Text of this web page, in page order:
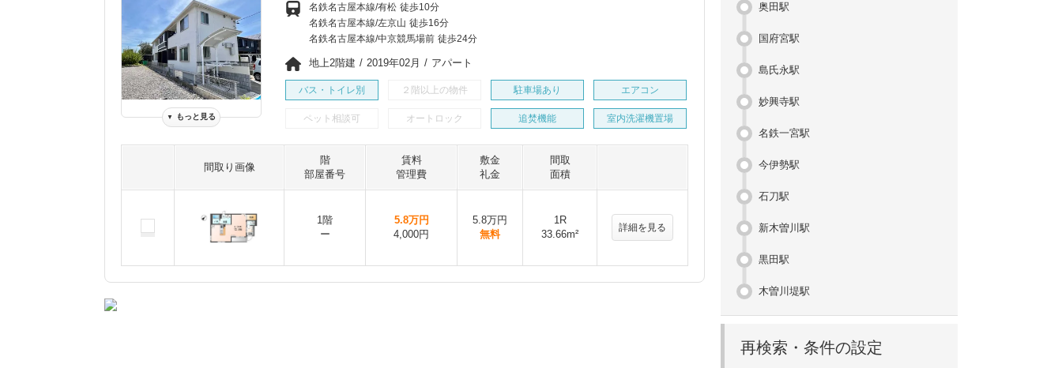
▼ もっと見る
名鉄名古屋本線/有松 徒歩10分
名鉄名古屋本線/左京山 徒歩16分
名鉄名古屋本線/中京競馬場前 徒歩24分
地上2階建 / 2019年02月 / アパート
バス・トイレ別 ２階以上の物件 駐車場あり エアコン
ペット相談可 オートロック 追焚機能 室内洗濯機置場
間取り画像
階
部屋番号
賃料
管理費
敷金
礼金
間取
面積
1階
ー
5.8万円
4,000円
5.8万円
無料
1R
33.66m²
詳細を見る
奥田駅
国府宮駅
島氏永駅
妙興寺駅
名鉄一宮駅
今伊勢駅
石刀駅
新木曽川駅
黒田駅
木曽川堤駅
再検索・条件の設定